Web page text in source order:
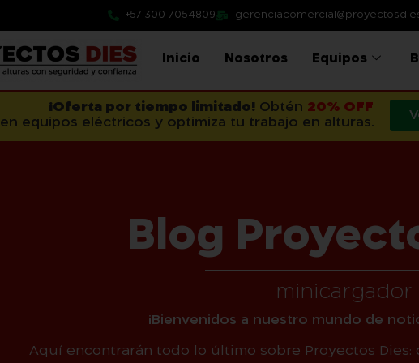
+57 300 7054809
Inicio Nosotros Equipos
¡Oferta por tiempo limitado! Obtén 20% OFF
en equipos eléctricos y optimiza tu trabajo en alturas.
Blog
minicargador
¡Bienvenidos a nuestro mundo de
Aquí encontrarán todo lo último sobre Proyectos